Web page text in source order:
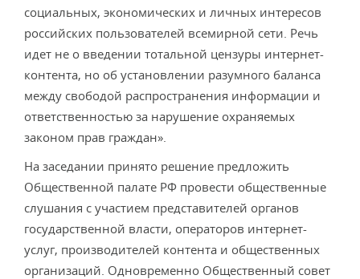
социальных, экономических и личных интересов
российских пользователей всемирной сети. Речь
идет не о введении тотальной цензуры интернет-
контента, но об установлении разумного баланса
между свободой распространения информации и
ответственностью за нарушение охраняемых
законом прав граждан».
На заседании принято решение предложить
Общественной палате РФ провести общественные
слушания с участием представителей органов
государственной власти, операторов интернет-
услуг, производителей контента и общественных
организаций. Одновременно Общественный совет